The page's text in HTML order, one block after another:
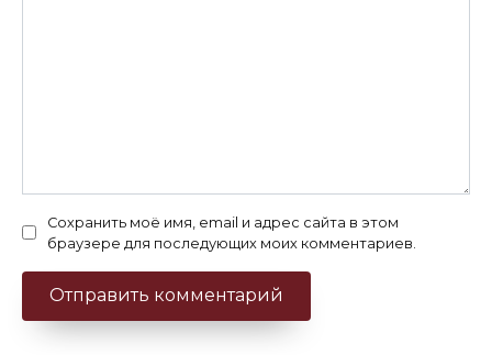
Сохранить моё имя, email и адрес сайта в этом
браузере для последующих моих комментариев.